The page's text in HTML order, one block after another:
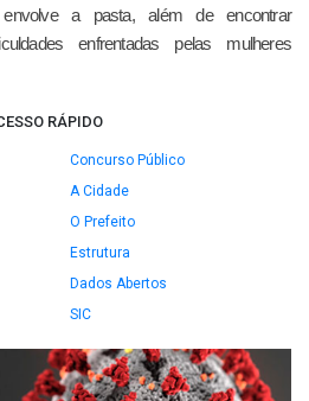
a pasta, além de encontrar
enfrentadas pelas mulheres
RÁPIDO
Concurso Público
A Cidade
O Prefeito
Estrutura
Dados Abertos
SIC